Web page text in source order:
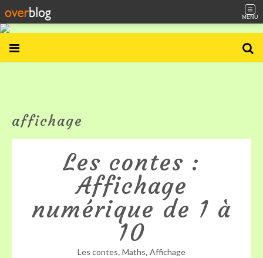
MENU
affichage
Les contes :
Affichage
numérique de 1 à
10
Les contes, Maths, Affichage